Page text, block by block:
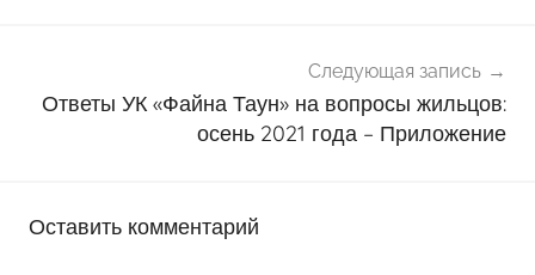
Следующая запись
Ответы УК «Файна Таун» на вопросы жильцов:
осень 2021 года – Приложение
Оставить комментарий